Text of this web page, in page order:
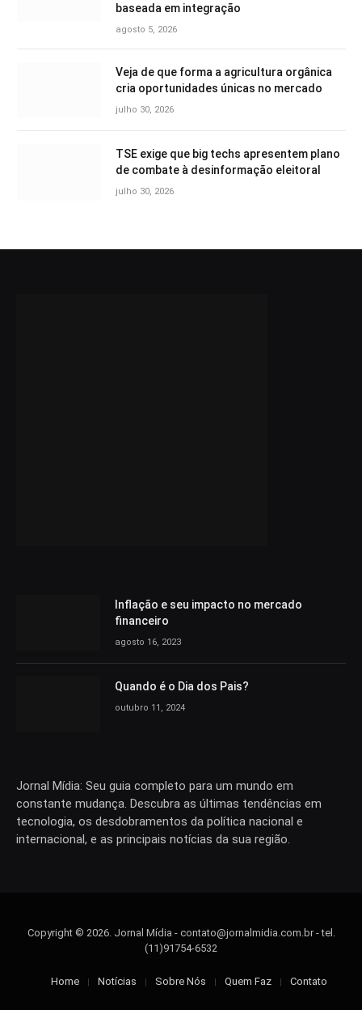
baseada em integração
agosto 5, 2026
Veja de que forma a agricultura orgânica
cria oportunidades únicas no mercado
julho 30, 2026
TSE exige que big techs apresentem plano
de combate à desinformação eleitoral
julho 30, 2026
Inflação e seu impacto no mercado
financeiro
agosto 16, 2023
Quando é o Dia dos Pais?
outubro 11, 2024
Jornal Mídia: Seu guia completo para um mundo em
constante mudança. Descubra as últimas tendências em
tecnologia, os desdobramentos da política nacional e
internacional, e as principais notícias da sua região.
Copyright © 2026. Jornal Mídia - contato@jornalmidia.com.br- tel.
(11)91754-6532
Home Notícias Sobre Nós Quem Faz Contato